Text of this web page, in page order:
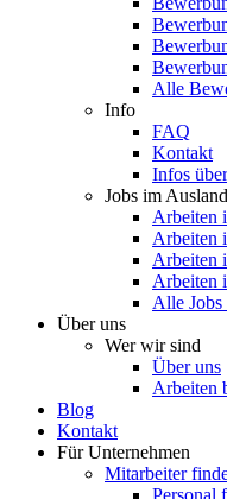
Alle
Info
FAQ
Kontakt
Infos
Jobs im Ausland
Arbeiten
Arbeiten
Arbeiten
Arbeiten
Alle Jobs
Über uns
Wer wir sind
Über uns
Arbeiten
Blog
Kontakt
Für Unternehmen
Mitarbeiter
Personal